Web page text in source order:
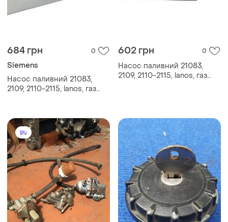
684 грн 0
Siemens
Насос паливний 21083,
2109, 2110-2115, lanos, газ
siemens
602 грн 0
Насос паливний 21083,
2109, 2110-2115, lanos, газ